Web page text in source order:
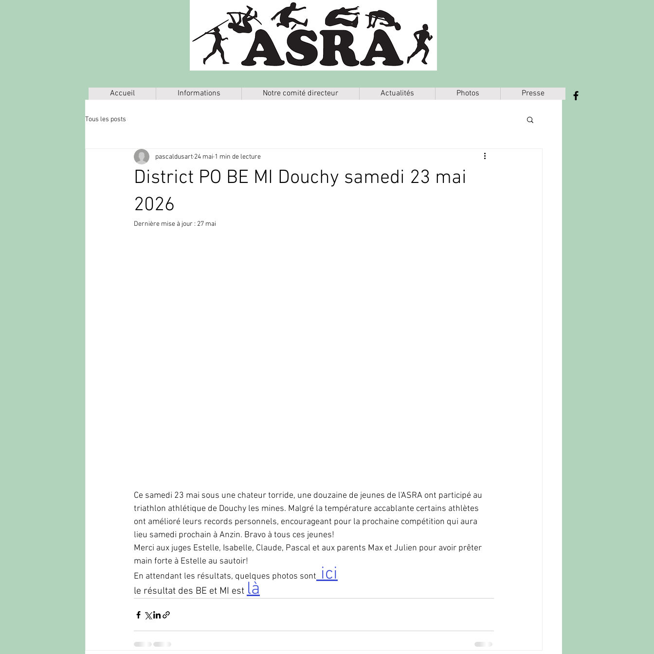
Accueil Informations Notre comité directeur Actualités Photos Presse
Tous les posts
District PO BE MI Douchy samedi 23 mai
2026
pascaldusart 24 mai 1 min de lecture
Dernière mise à jour : 27 mai
Ce samedi 23 mai sous une chateur torride, une douzaine de jeunes de l'ASRA ont participé au
triathlon athlétique de Douchy les mines. Malgré la température accablante certains athlètes
ont amélioré leurs records personnels, encourageant pour la prochaine compétition qui aura
lieu samedi prochain à Anzin. Bravo à tous ces jeunes!
Merci aux juges Estelle, Isabelle, Claude, Pascal et aux parents Max et Julien pour avoir prêter
main forte à Estelle au sautoir!
En attendant les résultats, quelques photos sont ici
le résultat des BE et MI est là